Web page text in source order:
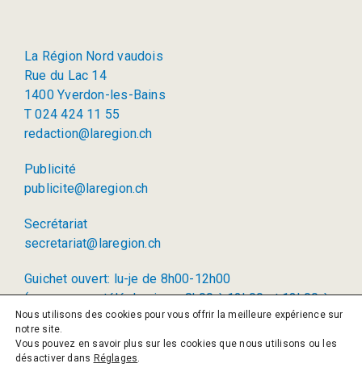
La Région Nord vaudois
Rue du Lac 14
1400 Yverdon-les-Bains
T 024 424 11 55
redaction@laregion.ch
Publicité
publicite@laregion.ch
Secrétariat
secretariat@laregion.ch
Guichet ouvert: lu-je de 8h00-12h00
(permanence téléphonique: 8h00 à 12h00 et 13h00 à
17h00)
© 2026 La Région SA
Nous utilisons des cookies pour vous offrir la meilleure expérience sur
notre site.
Vous pouvez en savoir plus sur les cookies que nous utilisons ou les
désactiver dans Réglages.